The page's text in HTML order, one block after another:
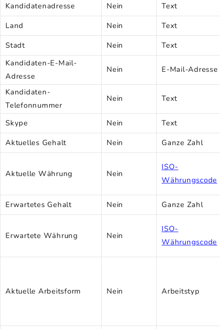
Kandidatenadresse Nein
Text
Land
Nein
Text
Stadt
Nein
Text
Kandidaten-E-Mail-
Adresse
Nein E-Mail-Adresse
Kandidaten-
Telefonnummer
Nein Text
Skype Nein
Text
Aktuelles Gehalt
Nein Ganze Zahl
Aktuelle Währung Nein
ISO-
Währungscode
Erwartetes Gehalt Nein Ganze Zahl
Erwartete Währung Nein
ISO-
Währungscode
Aktuelle Arbeitsform Nein Arbeitstyp